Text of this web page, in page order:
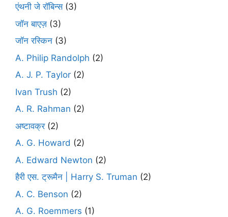
एंथनी जे रॉबिन्स(3)
जॉन बाएज़ (3)
जॉन रस्किन (3)
A. Philip Randolph (2)
A. J. P. Taylor (2)
Ivan Trush (2)
A. R. Rahman (2)
अष्टावक्र(2)
A. G. Howard (2)
A. Edward Newton (2)
हैरी एस. ट्रूमैन | Harry S. Truman (2)
A. C. Benson (2)
A. G. Roemmers (1)